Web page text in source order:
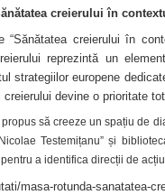
creierului în
creierului în
reprezintă un
strategiilor europene
devine o prioritate
să creeze un spațiu de
Testemițanu” și
a identifica direcții de
masa-rotunda-sanatatea-